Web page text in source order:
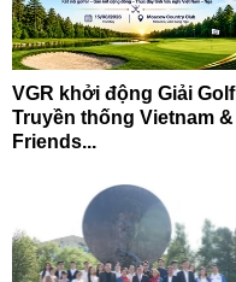
VGR khởi động Giải Golf
Truyền thống Vietnam &
Friends...